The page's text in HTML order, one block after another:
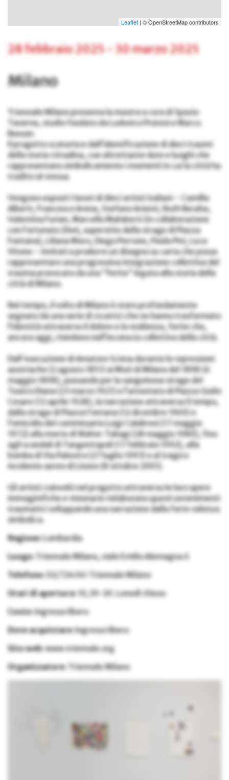
Leaflet | © OpenStreetMap contributors
28 febbraio 2025- 30 marzo 2025
Milano
Triennale Milano presenta la mostra a cura di Spazio
Taverna, studio fondato da Ludovico Pratesi e Marco
Bassan.
Il progetto scaturisce dall’identificazione di dieci traumi
della storia cittadina, con altrettante date e luoghi che
rappresentano simbolicamente i momenti in cui la città ha
tradito sé stessa.
Vengono esposti i lavori di dieci artisti italiani – Camilla
Alberti, Francesco Arena, Stefano Arienti, Ruth Beraha,
Valentina Furian, Marcello Maloberti (in collaborazione
con Fortunato Zinni, superstite della strage di Piazza
Fontana), Liliana Moro, Diego Perrone, Paola Pivi, Luca
Vitone – invitati a produrre un disegno su carta che possa
rappresentare una progressiva integrazione collettiva del
trauma provocato da una “ferita” legata alla storia della
città di Milano.
Nel tempo, il volto di Milano è stato profondamente
segnato da una serie di cicatrici che ne hanno trasformato
l’identità attraverso il dolore e la resilienza, ferite che,
ancora oggi, risiedono nell’inconscio collettivo della città.
Dall'esecuzione di Amatore Sciesa durante le repressioni
austriache (2 agosto 1851) ai Moti di Milano del 1898 (6
maggio 1898), passando per la sanguinosa strage del
Teatro Diana (23 marzo 1921) e l’attentato di Piazza Giulio
Cesare (12 aprile 1928), la narrazione attraversa il tempo,
dalla strage di Piazza Fontana (12 dicembre 1969) e
l’omicidio del commissario Luigi Calabresi (17 maggio
1972) alla morte di Walter Tobagi (28 maggio 1980), fino
agli scandali di Tangentopoli (17 febbraio 1992), alla
bomba di Via Palestro (27 luglio 1993) e al tragico
incidente aereo di Linate (8 ottobre 2001).
Gli artisti coinvolti nel progetto attraverso le loro opere
immaginifiche e visionarie rielaborano questi avvenimenti
traumatici sviluppando una narrazione dalla forte valenza
simbolica.
Regione:Lombardia
Luogo:
Triennale Milano, viale Emilio Alemagna 6
Telefono:02/724341 Triennale Milano
Orari di apertura: 10,30-20. Lunedì chiuso
Costo:Ingresso libero
Dove acquistare:Ingresso libero
Sito web:www.triennale.org
Organizzatore:
Triennale Milano